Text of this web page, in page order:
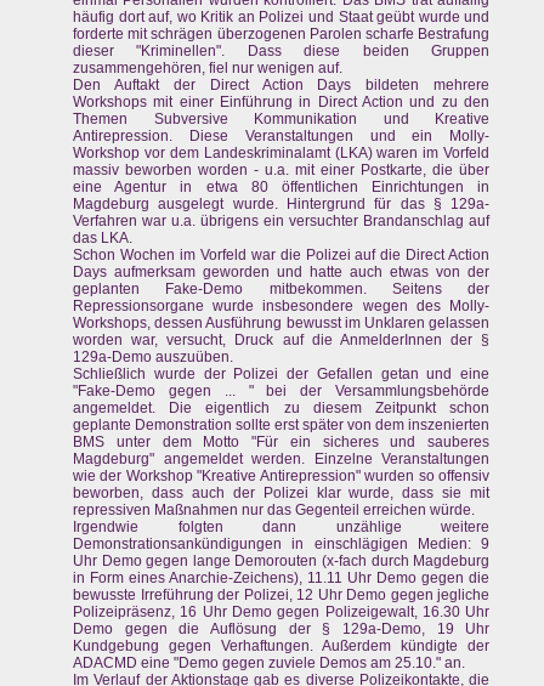
häufig dort auf, wo Kritik an Polizei und Staat geübt wurde und
forderte mit schrägen überzogenen Parolen scharfe Bestrafung
dieser "Kriminellen". Dass diese beiden Gruppen
zusammengehören, fiel nur wenigen auf.
Den Auftakt der Direct Action Days bildeten mehrere
Workshops mit einer Einführung in Direct Action und zu den
Themen Subversive Kommunikation und Kreative
Antirepression. Diese Veranstaltungen und ein Molly-
Workshop vor dem Landeskriminalamt (LKA) waren im Vorfeld
massiv beworben worden - u.a. mit einer Postkarte, die über
eine Agentur in etwa 80 öffentlichen Einrichtungen in
Magdeburg ausgelegt wurde. Hintergrund für das § 129a-
Verfahren war u.a. übrigens ein versuchter Brandanschlag auf
das LKA.
Schon Wochen im Vorfeld war die Polizei auf die Direct Action
Days aufmerksam geworden und hatte auch etwas von der
geplanten Fake-Demo mitbekommen. Seitens der
Repressionsorgane wurde insbesondere wegen des Molly-
Workshops, dessen Ausführung bewusst im Unklaren gelassen
worden war, versucht, Druck auf die AnmelderInnen der §
129a-Demo auszuüben.
Schließlich wurde der Polizei der Gefallen getan und eine
"Fake-Demo gegen ... " bei der Versammlungsbehörde
angemeldet. Die eigentlich zu diesem Zeitpunkt schon
geplante Demonstration sollte erst später von dem inszenierten
BMS unter dem Motto "Für ein sicheres und sauberes
Magdeburg" angemeldet werden. Einzelne Veranstaltungen
wie der Workshop "Kreative Antirepression" wurden so offensiv
beworben, dass auch der Polizei klar wurde, dass sie mit
repressiven Maßnahmen nur das Gegenteil erreichen würde.
Irgendwie folgten dann unzählige weitere
Demonstrationsankündigungen in einschlägigen Medien: 9
Uhr Demo gegen lange Demorouten (x-fach durch Magdeburg
in Form eines Anarchie-Zeichens), 11.11 Uhr Demo gegen die
bewusste Irreführung der Polizei, 12 Uhr Demo gegen jegliche
Polizeipräsenz, 16 Uhr Demo gegen Polizeigewalt, 16.30 Uhr
Demo gegen die Auflösung der § 129a-Demo, 19 Uhr
Kundgebung gegen Verhaftungen. Außerdem kündigte der
ADACMD eine "Demo gegen zuviele Demos am 25.10." an.
Im Verlauf der Aktionstage gab es diverse Polizeikontakte, die